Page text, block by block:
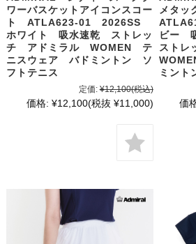
ワーバスケットアイコンスコー
ト ATLA623-01 2026SS
ホワイト 吸水速乾 ストレッ
チ アドミラル WOMEN テ
ニスウェア バドミントン ソ
フトテニス
定価: ¥12,100(税込)
価格: ¥12,100(税抜 ¥11,000)
メタッ
ビー
スト
ミン
価